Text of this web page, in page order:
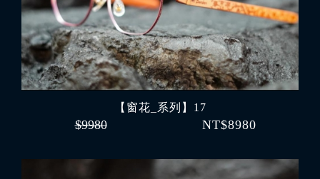
【窗花_系列】17
$9980 NT$8980